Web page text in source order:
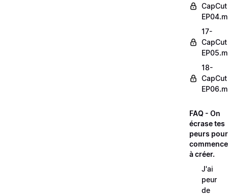
CapCut
17-
CapCut
18-
CapCut
FAQ - On
écrase tes
peurs pour
à créer.
J'ai
peur
de